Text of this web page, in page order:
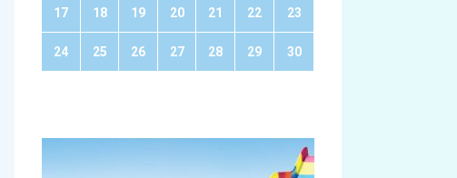
17 18 19 20 21 22 23
24 25 26 27 28 29 30